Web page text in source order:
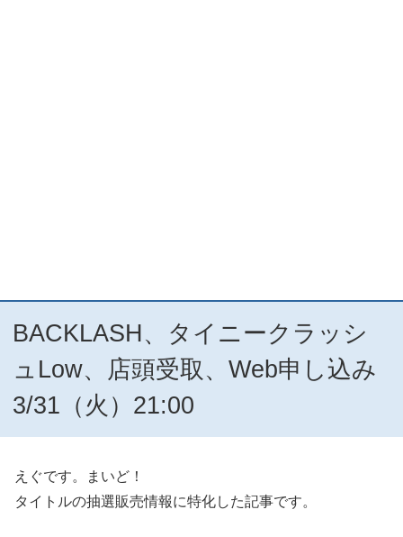
BACKLASH、タイニークラッシ
ュLow、店頭受取、Web申し込み
3/31（火）21:00
えぐです。まいど！
タイトルの抽選販売情報に特化した記事です。